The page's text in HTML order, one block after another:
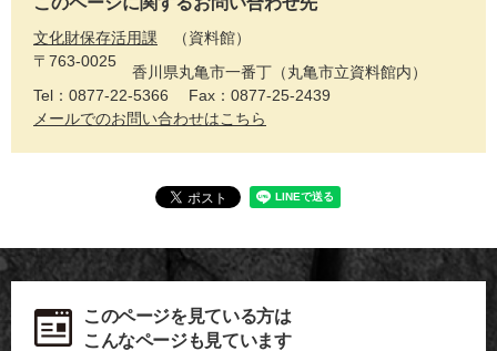
文化財保存活用課
資料館
〒763-0025
香川県丸亀市一番丁（丸亀市立資料館内）
Tel：0877-22-5366
Fax：0877-25-2439
メールでのお問い合わせはこちら
このページを見ている方は
こんなページも見ています